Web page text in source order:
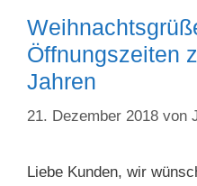
Öffnungszeiten
Jahren
21. Dezember 2018 von
Liebe Kunden, wir